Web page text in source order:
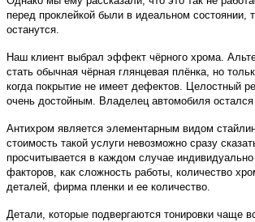
перед проклейкой были в идеальном состоянии,
останутся.
Наш клиент выбрал эффект чёрного хрома.
стать обычная чёрная глянцевая плёнка, но
когда покрытие не имеет дефектов. Целостный
очень достойным. Владелец автомобиля
Антихром является элементарным видом
стоимость такой услуги невозможно сразу
просчитывается в каждом случае индивидуально
факторов, как сложность работы, количество
деталей, фирма пленки и ее количество.
Детали, которые подвергаются тонировки чаще